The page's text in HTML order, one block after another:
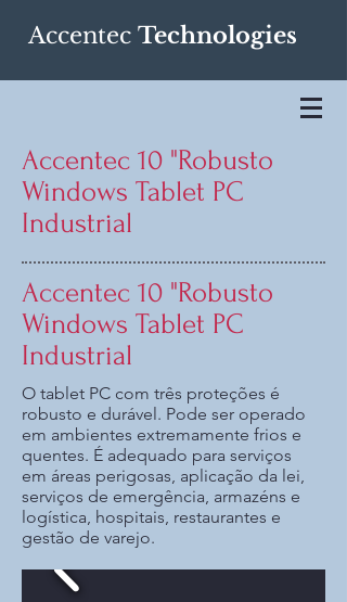
Accentec Technologies
Accentec 10 "Robusto
Windows Tablet PC
Industrial
Accentec 10 "Robusto
Windows Tablet PC
Industrial
O tablet PC com três proteções é
robusto e durável. Pode ser operado
em ambientes extremamente frios e
quentes. É adequado para serviços
em áreas perigosas, aplicação da lei,
serviços de emergência, armazéns e
logística, hospitais, restaurantes e
gestão de varejo.